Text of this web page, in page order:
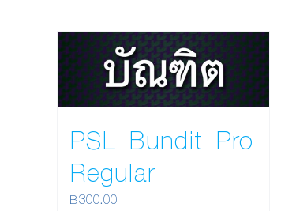
PSL Bundit Pro
Regular
฿300.00